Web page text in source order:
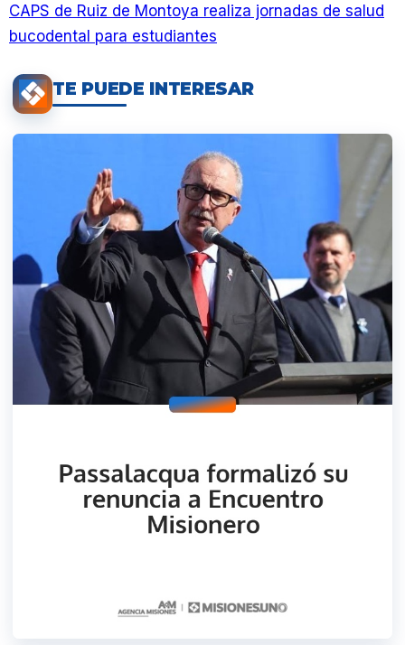
CAPS de Ruiz de Montoya realiza jornadas de salud
bucodental para estudiantes
TE PUEDE INTERESAR